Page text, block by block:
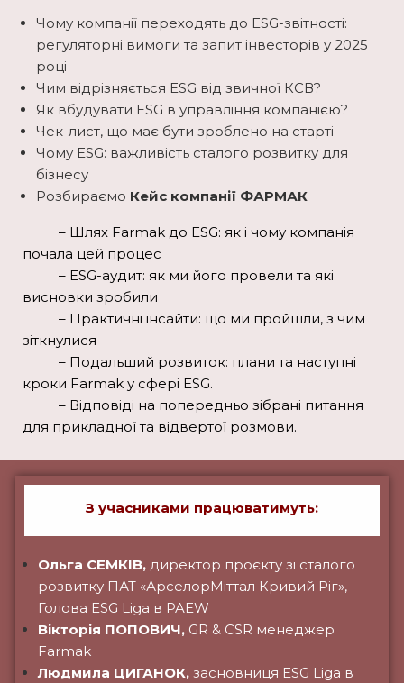
Чому компанії переходять до ESG-звітності:
регуляторні вимоги та запит інвесторів у 2025
році
Чим відрізняється ESG від звичної КСВ?
Як вбудувати ESG в управління компанією?
Чек-лист, що має бути зроблено на старті
Чому ESG: важливість сталого розвитку для
бізнесу
Розбираємо Кейс компанії ФАРМАК
– Шлях Farmak до ESG: як і чому компанія
почала цей процес
– ESG-аудит: як ми його провели та які
висновки зробили
– Практичні інсайти: що ми пройшли, з чим
зіткнулися
– Подальший розвиток: плани та наступні
кроки Farmak у сфері ESG.
– Відповіді на попередньо зібрані питання
для прикладної та відвертої розмови.
З учасниками працюватимуть:
Ольга СЕМКІВ, директор проєкту зі сталого
розвитку ПАТ «АрселорМіттал Кривий Ріг»,
Голова ESG Liga в PAEW
Вікторія ПОПОВИЧ, GR & CSR менеджер
Farmak
Людмила ЦИГАНОК, засновниця ESG Liga в